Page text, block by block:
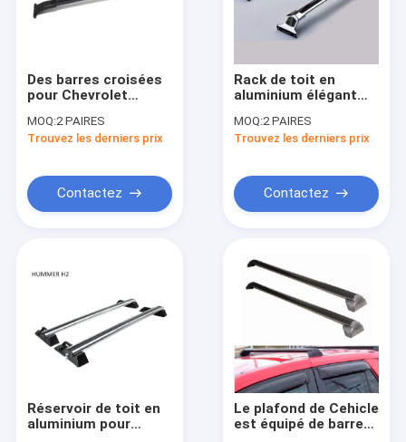
Des barres croisées
pour Chevrolet
2016
MOQ:2 PAIRES
Trouvez les derniers prix
Contactez
Rack de toit en
aluminium élégant
Racks de toit
automatiques pour
MOQ:2 PAIRES
Trouvez les derniers prix
Contactez
Réservoir de toit en
aluminium pour
Le plafond de Cehicle
est équipé de barres